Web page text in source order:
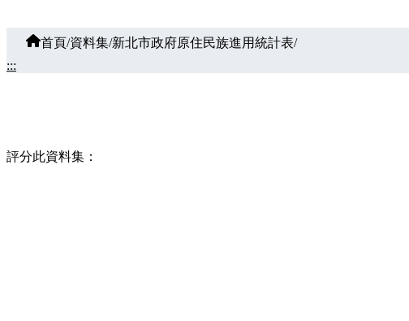
首頁/資料集/新北市政府原住民族進用統計表/
:::
評分此資料集：